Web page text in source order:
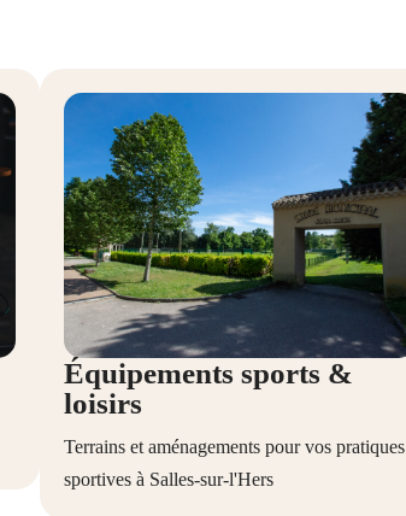
Équipements sports &
loisirs
Terrains et aménagements pour vos pratiques
sportives à Salles-sur-l'Hers